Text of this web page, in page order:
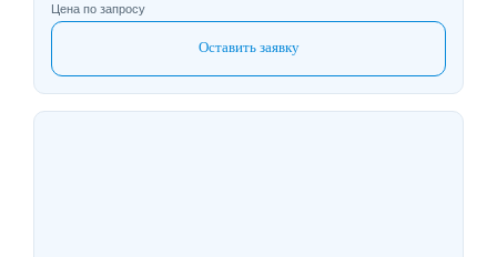
Цена по запросу
Оставить заявку